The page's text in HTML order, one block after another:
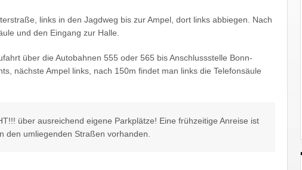
links in den Jagdweg bis zur Ampel, dort links abbiegen. Nach
und den Eingang zur Halle.
über die Autobahnen 555 oder 565 bis Anschlussstelle Bonn-
nächste Ampel links, nach 150m findet man links die Telefonsäule
über ausreichend eigene Parkplätze! Eine frühzeitige Anreise ist
den umliegenden Straßen vorhanden.